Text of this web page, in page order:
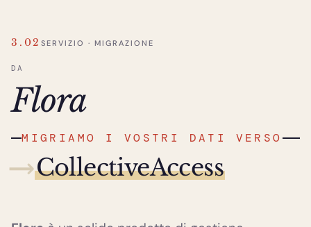
3.02SERVIZIO · MIGRAZIONE
DA
Flora
MIGRIAMO I VOSTRI DATI VERSO
⟶CollectiveAccess